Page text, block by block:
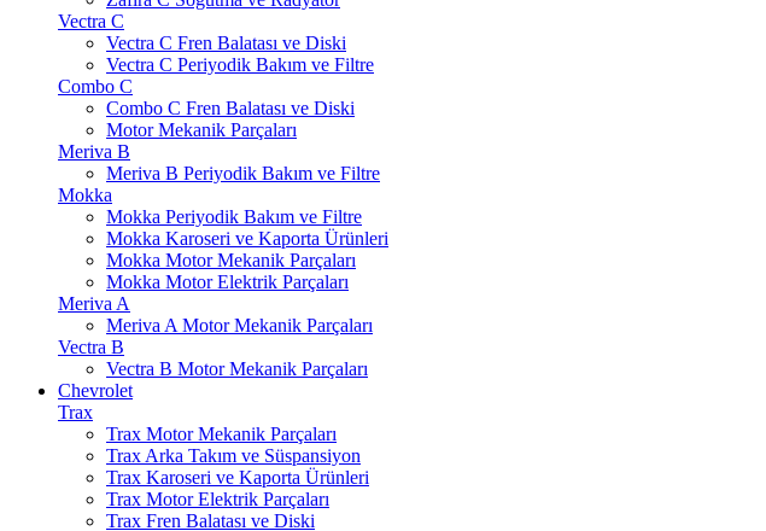
Vectra C
Vectra C Fren Balatası ve Diski
Vectra C Periyodik Bakım ve Filtre
Combo C
Combo C Fren Balatası ve Diski
Motor Mekanik Parçaları
Meriva B
Meriva B Periyodik Bakım ve Filtre
Mokka
Mokka Periyodik Bakım ve Filtre
Mokka Karoseri ve Kaporta Ürünleri
Mokka Motor Mekanik Parçaları
Mokka Motor Elektrik Parçaları
Meriva A
Meriva A Motor Mekanik Parçaları
Vectra B
Vectra B Motor Mekanik Parçaları
Chevrolet
Trax
Trax Motor Mekanik Parçaları
Trax Arka Takım ve Süspansiyon
Trax Karoseri ve Kaporta Ürünleri
Trax Motor Elektrik Parçaları
Trax Fren Balatası ve Diski